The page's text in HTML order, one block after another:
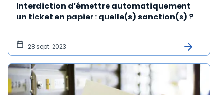
Interdiction d’émettre automatiquement
un ticket en papier : quelle(s) sanction(s) ?
28 sept. 2023